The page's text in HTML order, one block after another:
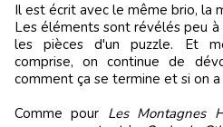
Il est écrit avec le même brio, la
Les éléments sont révélés peu
les pièces d'un puzzle. Et
comprise, on continue de
comment ça se termine et si on a
Comme pour Les Montagnes